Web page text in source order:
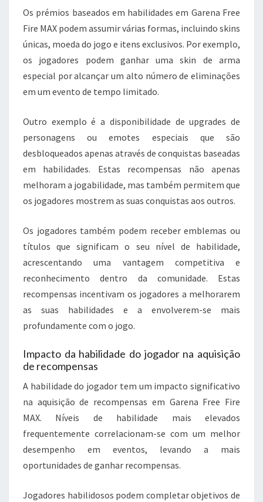
Os prémios baseados em habilidades em Garena Free
Fire MAX podem assumir várias formas, incluindo skins
únicas, moeda do jogo e itens exclusivos. Por exemplo,
os jogadores podem ganhar uma skin de arma
especial por alcançar um alto número de eliminações
em um evento de tempo limitado.
Outro exemplo é a disponibilidade de upgrades de
personagens ou emotes especiais que são
desbloqueados apenas através de conquistas baseadas
em habilidades. Estas recompensas não apenas
melhoram a jogabilidade, mas também permitem que
os jogadores mostrem as suas conquistas aos outros.
Os jogadores também podem receber emblemas ou
títulos que significam o seu nível de habilidade,
acrescentando uma vantagem competitiva e
reconhecimento dentro da comunidade. Estas
recompensas incentivam os jogadores a melhorarem
as suas habilidades e a envolverem-se mais
profundamente com o jogo.
Impacto da habilidade do jogador na aquisição
de recompensas
A habilidade do jogador tem um impacto significativo
na aquisição de recompensas em Garena Free Fire
MAX. Níveis de habilidade mais elevados
frequentemente correlacionam-se com um melhor
desempenho em eventos, levando a mais
oportunidades de ganhar recompensas.
Jogadores habilidosos podem completar objetivos de